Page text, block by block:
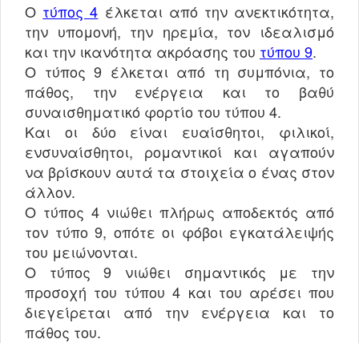
Ο τύπος 4 έλκεται από την ανεκτικότητα,
την υπομονή, την ηρεμία, τον ιδεαλισμό
και την ικανότητα ακρόασης του τύπου 9.
Ο τύπος 9 έλκεται από τη συμπόνια, το
πάθος, την ενέργεια και το βαθύ
συναισθηματικό φορτίο του τύπου 4.
Και οι δύο είναι ευαίσθητοι, φιλικοί,
ενσυναίσθητοι, ρομαντικοί και αγαπούν
να βρίσκουν αυτά τα στοιχεία ο ένας στον
άλλον.
Ο τύπος 4 νιώθει πλήρως αποδεκτός από
τον τύπο 9, οπότε οι φόβοι εγκατάλειψής
του μειώνονται.
Ο τύπος 9 νιώθει σημαντικός με την
προσοχή του τύπου 4 και του αρέσει που
διεγείρεται από την ενέργεια και το
πάθος του.